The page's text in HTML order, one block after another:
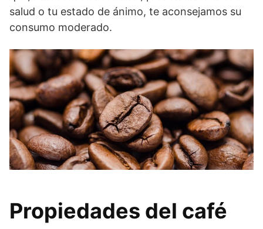
salud o tu estado de ánimo, te aconsejamos su
consumo moderado.
Propiedades del café